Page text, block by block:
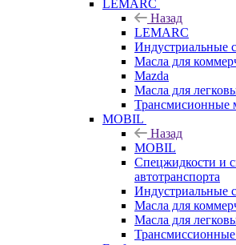
LEMARC
Назад
LEMARC
Индустриальные
Масла для
Mazda
Масла для
Трансмисионные
MOBIL
Назад
MOBIL
Cпецжидкости и
автотранспорта
Индустриальные
Масла для
Масла для
Трансмиссионные